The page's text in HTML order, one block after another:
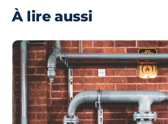
À lire aussi